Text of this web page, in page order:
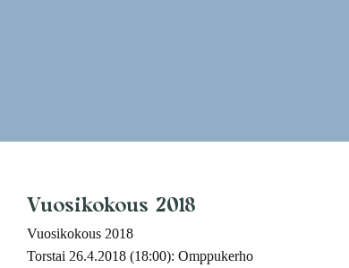
Vuosikokous 2018
Vuosikokous 2018
Torstai 26.4.2018 (18:00): Omppukerho